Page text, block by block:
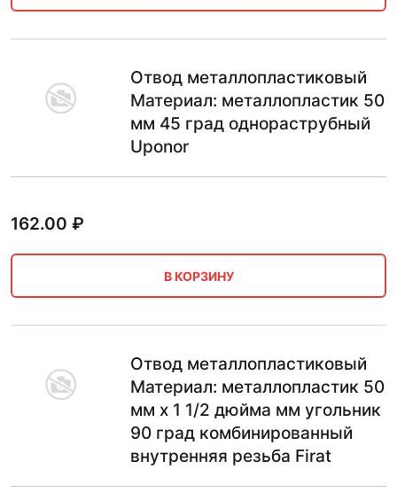
Отвод металлопластиковый
Материал: металлопластик 50
мм 45 град однораструбный
Uponor
162.00 ₽
В КОРЗИНУ
Отвод металлопластиковый
Материал: металлопластик 50
мм х 1 1/2 дюйма мм угольник
90 град комбинированный
внутренняя резьба Firat